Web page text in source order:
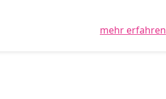
mehr erfahren